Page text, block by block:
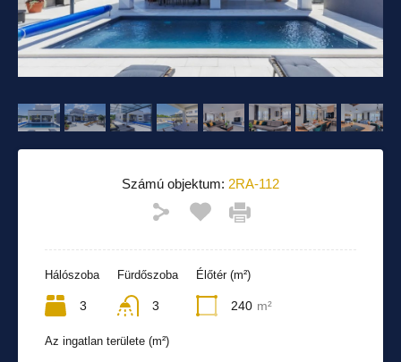
Számú objektum: 2RA-112
Hálószoba
3
Fürdőszoba
3
Élőtér (m²)
240 m²
Az ingatlan területe (m²)